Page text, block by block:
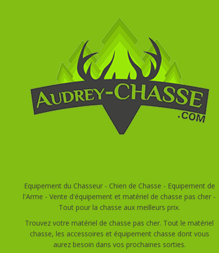
Equipement du Chasseur - Chien de Chasse - Equipement de
l'Arme - Vente d'équipement et matériel de chasse pas cher -
Tout pour la chasse aux meilleurs prix.
Trouvez votre matériel de chasse pas cher. Tout le matériel
chasse, les accessoires et équipement chasse dont vous
aurez besoin dans vos prochaines sorties.